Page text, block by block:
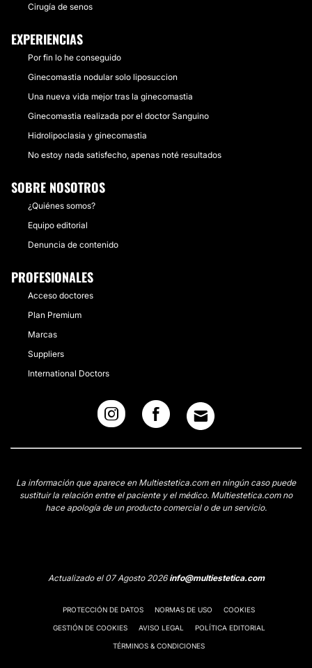
Cirugía de senos
EXPERIENCIAS
Por fin lo he conseguido
Ginecomastia nodular solo liposuccion
Una nueva vida mejor tras la ginecomastia
Ginecomastia realizada por el doctor Sanguino
Hidrolipoclasia y ginecomastia
No estoy nada satisfecho, apenas noté resultados
SOBRE NOSOTROS
¿Quiénes somos?
Equipo editorial
Denuncia de contenido
PROFESIONALES
Acceso doctores
Plan Premium
Marcas
Suppliers
International Doctors
La información que aparece en Multiestetica.com en ningún caso puede
sustituir la relación entre el paciente y el médico. Multiestetica.com no
hace apología de un producto comercial o de un servicio.
Actualizado el 07 Agosto 2026info@multiestetica.com
PROTECCIÓN DE DATOS NORMAS DE USO COOKIES
GESTIÓN DE COOKIES AVISO LEGAL POLÍTICA EDITORIAL
TÉRMINOS & CONDICIONES